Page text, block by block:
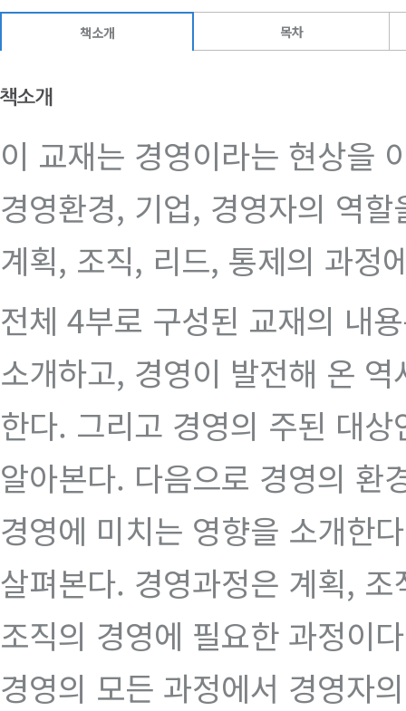
책소개 목차
이 교재는 경영이라는 현상을
경영환경, 기업, 경영자의 역
계획, 조직, 리드, 통제의 과정
전체 4부로 구성된 교재의 내
소개하고, 경영이 발전해 온
한다. 그리고 경영의 주된 대
알아본다. 다음으로 경영의 환
경영에 미치는 영향을 소개한
살펴본다. 경영과정은 계획,
조직의 경영에 필요한 과정이
경영의 모든 과정에서 경영자